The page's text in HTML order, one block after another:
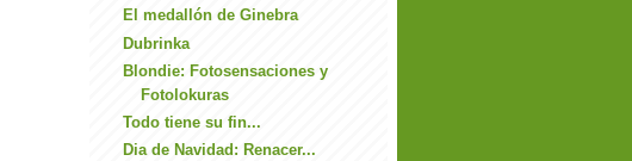
El medallón de Ginebra
Dubrinka
Blondie: Fotosensaciones y
Fotolokuras
Todo tiene su fin...
Dia de Navidad: Renacer...